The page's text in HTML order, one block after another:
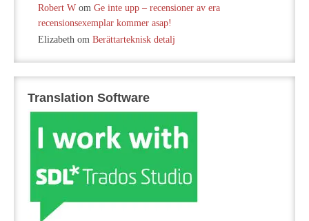
Robert W om Ge inte upp – recensioner av era
recensionsexemplar kommer asap!
Elizabeth om Berättarteknisk detalj
Translation Software